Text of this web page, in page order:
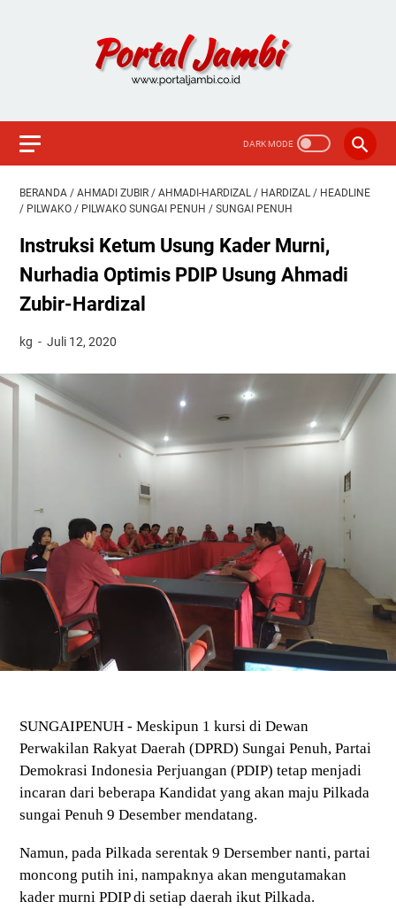
BERANDA / AHMADI ZUBIR / AHMADI-HARDIZAL / HARDIZAL / HEADLINE
/ PILWAKO / PILWAKO SUNGAI PENUH / SUNGAI PENUH
Instruksi Ketum Usung Kader Murni,
Nurhadia Optimis PDIP Usung Ahmadi
Zubir-Hardizal
kg Juli 12, 2020
SUNGAIPENUH - Meskipun 1 kursi di Dewan
Perwakilan Rakyat Daerah (DPRD) Sungai Penuh, Partai
Demokrasi Indonesia Perjuangan (PDIP) tetap menjadi
incaran dari beberapa Kandidat yang akan maju Pilkada
sungai Penuh 9 Desember mendatang.
Namun, pada Pilkada serentak 9 Dersember nanti, partai
moncong putih ini, nampaknya akan mengutamakan
kader murni PDIP di setiap daerah ikut Pilkada.